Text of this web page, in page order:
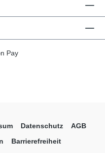
Datenschutz
AGB
Barrierefreiheit